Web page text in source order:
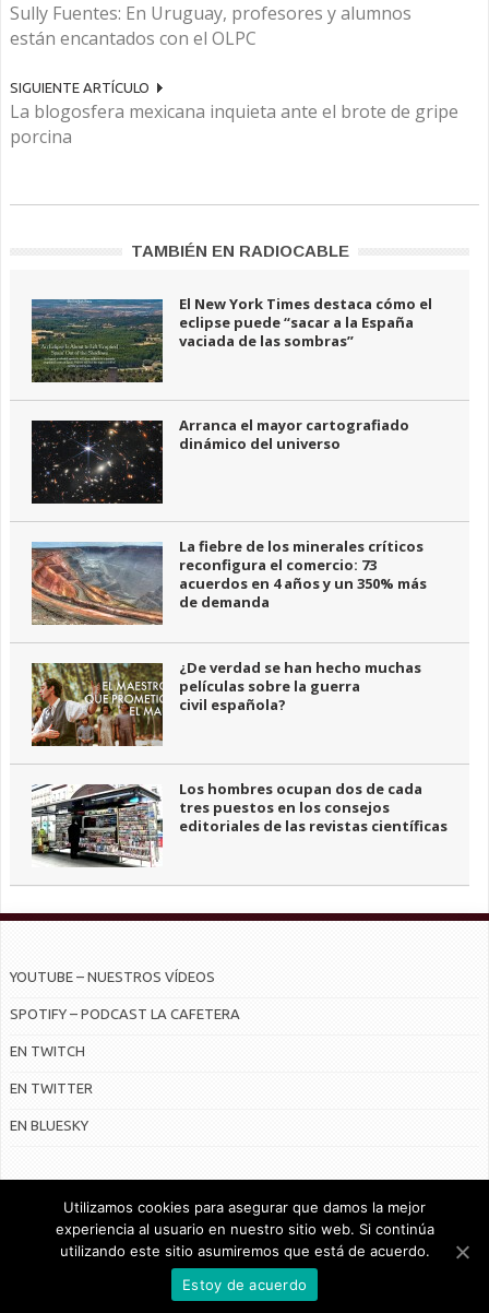
Sully Fuentes: En Uruguay, profesores y alumnos
están encantados con el OLPC
SIGUIENTE ARTÍCULO
La blogosfera mexicana inquieta ante el brote de gripe
porcina
TAMBIÉN EN RADIOCABLE
El New York Times destaca cómo el
eclipse puede “sacar a la España
vaciada de las sombras”
Arranca el mayor cartografiado
dinámico del universo
La fiebre de los minerales críticos
reconfigura el comercio: 73
acuerdos en 4 años y un 350% más
de demanda
¿De verdad se han hecho muchas
películas sobre la guerra
civil española?
Los hombres ocupan dos de cada
tres puestos en los consejos
editoriales de las revistas científicas
YOUTUBE – NUESTROS VÍDEOS
SPOTIFY – PODCAST LA CAFETERA
EN TWITCH
EN TWITTER
EN BLUESKY
© Radiocable en Internet S.L.
CONTRATO DE SERVICIOS Y POLÍTICA DE PRIVACIDAD
Utilizamos cookies para asegurar que damos la mejor
experiencia al usuario en nuestro sitio web. Si continúa
utilizando este sitio asumiremos que está de acuerdo.
Estoy de acuerdo